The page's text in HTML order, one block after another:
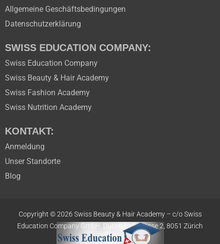
Allgemeine Geschäftsbedingungen
Datenschutzerklärung
SWISS EDUCATION COMPANY:
Swiss Education Company
Swiss Beauty & Hair Academy
Swiss Fashion Academy
Swiss Nutrition Academy
KONTAKT:
Anmeldung
Unser Standorte
Blog
Copyright © 2026 Swiss Beauty & Hair Academy – c/o Swiss
Education Company GmbH, Dübendorfstrasse 2, 8051 Zürich